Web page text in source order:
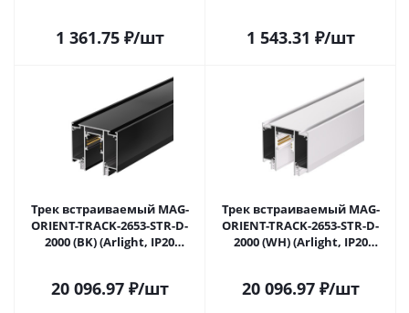
1 361.75₽/шт 1 543.31 ₽/шт
Трек встраиваемый MAG-
ORIENT-TRACK-2653-STR-D-
2000 (BK) (Arlight, IP20
20 096.97₽/шт
Трек встраиваемый MAG-
ORIENT-TRACK-2653-STR-D-
2000 (WH) (Arlight, IP20
20 096.97₽/шт